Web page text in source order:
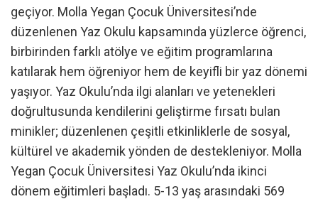
geçiyor. Molla Yegan Çocuk Üniversitesi’nde
düzenlenen Yaz Okulu kapsamında yüzlerce öğrenci,
birbirinden farklı atölye ve eğitim programlarına
katılarak hem öğreniyor hem de keyifli bir yaz dönemi
yaşıyor. Yaz Okulu’nda ilgi alanları ve yetenekleri
doğrultusunda kendilerini geliştirme fırsatı bulan
minikler; düzenlenen çeşitli etkinliklerle de sosyal,
kültürel ve akademik yönden de destekleniyor. Molla
Yegan Çocuk Üniversitesi Yaz Okulu’nda ikinci
dönem eğitimleri başladı. 5-13 yaş arasındaki 569